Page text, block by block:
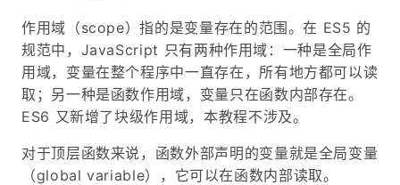
作用域（scope）指的是变量存在的范围。在 ES5 的
规范中，JavaScript 只有两种作用域：一种是全局作
用域，变量在整个程序中一直存在，所有地方都可以读
取；另一种是函数作用域，变量只在函数内部存在。
ES6 又新增了块级作用域，本教程不涉及。
对于顶层函数来说，函数外部声明的变量就是全局变量
（global variable），它可以在函数内部读取。